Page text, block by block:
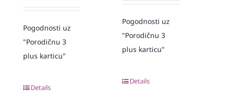
Pogodnosti uz
"Porodičnu 3
plus karticu"
Details
Pogodnosti uz
"Porodičnu 3
plus karticu"
Details